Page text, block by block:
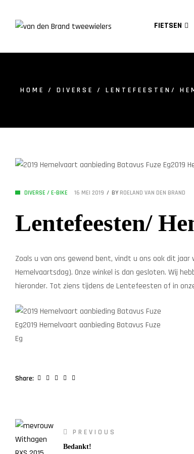
FIETSEN
HOME / DIVERSE / LENTEFEESTEN/
DIVERSE / E-BIKE 16 MEI 2019 BY ROELAND VAN DEN BRAND
Lentefeesten/
Zoals u van ons gewend bent, vindt u ons ook dit
Hemelvaartsdag). Onze winkel is dan gesloten. Wij
hieronder. Tot ziens tijdens de Lentefeesten of in
Share: Facebook
TwitterLinkedinGoogle+
PREVIOUS
Bedankt!